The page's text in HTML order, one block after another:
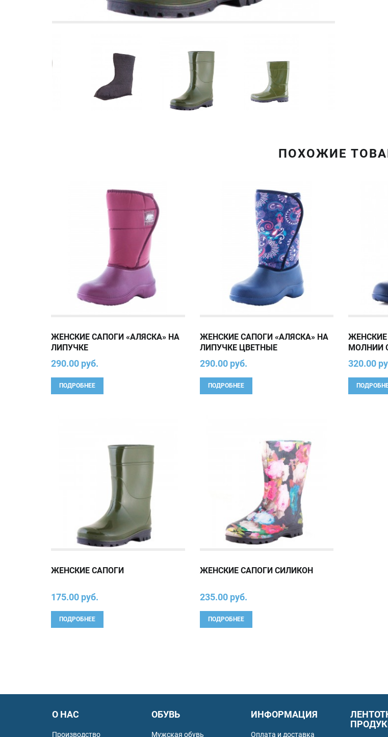
ПОХОЖИЕ
ЖЕНСКИЕ САПОГИ «АЛЯСКА» НА
ЛИПУЧКЕ
290.00 руб.
ПОДРОБНЕЕ
ЖЕНСКИЕ САПОГИ «АЛЯСКА» НА
ЛИПУЧКЕ ЦВЕТНЫЕ
290.00 руб.
ПОДРОБНЕЕ
ЖЕНСКИЕ
МОЛНИИ
320.00
ЖЕНСКИЕ САПОГИ
175.00 руб.
ПОДРОБНЕЕ
ЖЕНСКИЕ САПОГИ СИЛИКОН
235.00 руб.
ПОДРОБНЕЕ
О НАС
Производство
ОБУВЬ
Мужская обувь
ИНФОРМАЦИЯ
Оплата и доставка